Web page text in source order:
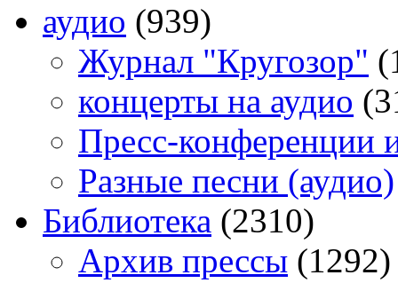
аудио (939)
Журнал "Кругозор"
концерты на аудио
Пресс-конференции
Разные песни (аудио)
Библиотека (2310)
Архив прессы (1292)